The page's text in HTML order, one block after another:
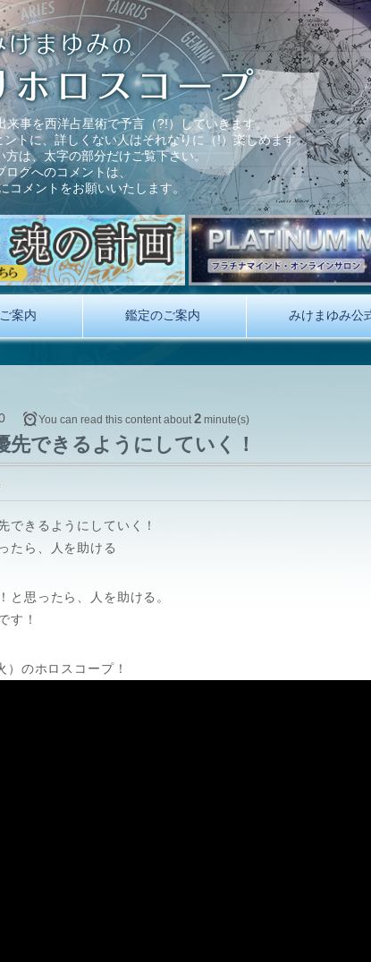
来事を西洋占星術で予言（?!）していきます。
トに、詳しくない人はそれなりに（!）楽しめます。
は、太字の部分だけご覧下さい。
ログへのコメントは、
コメントをお願いいたします。
案内 鑑定のご案内 みけまゆみ公
先できるようにしていく！
You can read this content about2 minute(s)
できるようにしていく！
たら、人を助ける
と思ったら、人を助ける。
す！
）のホロスコープ！